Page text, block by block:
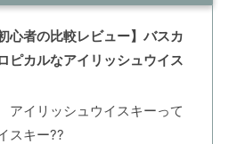
心者の比較レビュー】バスカ
ピカルなアイリッシュウイス
イリッシュウイスキーって
スキー??